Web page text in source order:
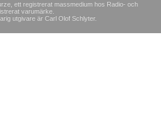
ett registrerat massmedium hos Radio- och
varumärke.
utgivare är Carl Olof Schlyter.